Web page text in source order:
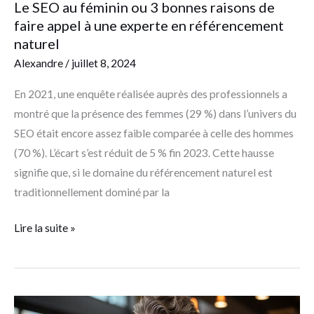
Le SEO au féminin ou 3 bonnes raisons de
faire appel à une experte en référencement
naturel
Alexandre/ juillet 8, 2024
En 2021, une enquête réalisée auprès des professionnels a
montré que la présence des femmes (29 %) dans l’univers du
SEO était encore assez faible comparée à celle des hommes
(70 %). L’écart s’est réduit de 5 % fin 2023. Cette hausse
signifie que, si le domaine du référencement naturel est
traditionnellement dominé par la
à
référencement
naturel
Lire la suite »
Comment